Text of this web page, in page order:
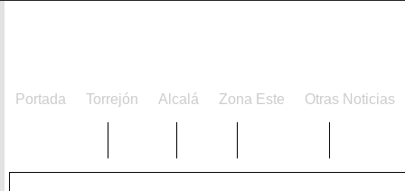
Portada Torrejón Alcalá Zona Este Otras Noticias